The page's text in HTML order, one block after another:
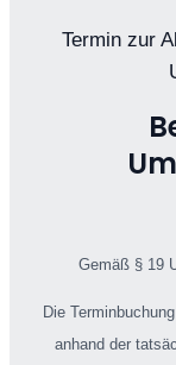
Termin zur
Gemäß § 19
Die
anhand der